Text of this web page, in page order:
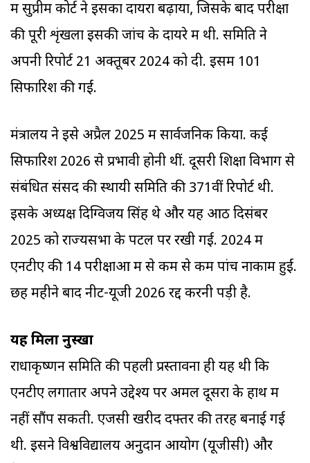
में सुप्रीम कोर्ट ने इसका दायरा बढ़ाया, जिसके बाद परीक्षा
की पूरी शृंखला इसकी जांच के दायरे में थी. समिति ने
अपनी रिपोर्ट 21 अक्तूबर 2024 को दी. इसमें 101
सिफारिशें की गईं.
मंत्रालय ने इसे अप्रैल 2025 में सार्वजनिक किया. कई
सिफारिशें 2026 से प्रभावी होनी थीं. दूसरी शिक्षा विभाग से
संबंधित संसद की स्थायी समिति की 371वीं रिपोर्ट थी.
इसके अध्यक्ष दिग्विजय सिंह थे और यह आठ दिसंबर
2025 को राज्यसभा के पटल पर रखी गई. 2024 में
एनटीए की 14 परीक्षाओं में से कम से कम पांच नाकाम हुईं.
छह महीने बाद नीट-यूजी 2026 रद्द करनी पड़ी है.
यह मिला नुस्खा
राधाकृष्णन समिति की पहली प्रस्तावना ही यह थी कि
एनटीए लगातार अपने उद्देश्य पर अमल दूसरों के हाथ में
नहीं सौंप सकती. एजेंसी खरीद दफ्तर की तरह बनाई गई
थी. इसने विश्वविद्यालय अनुदान आयोग (यूजीसी) और